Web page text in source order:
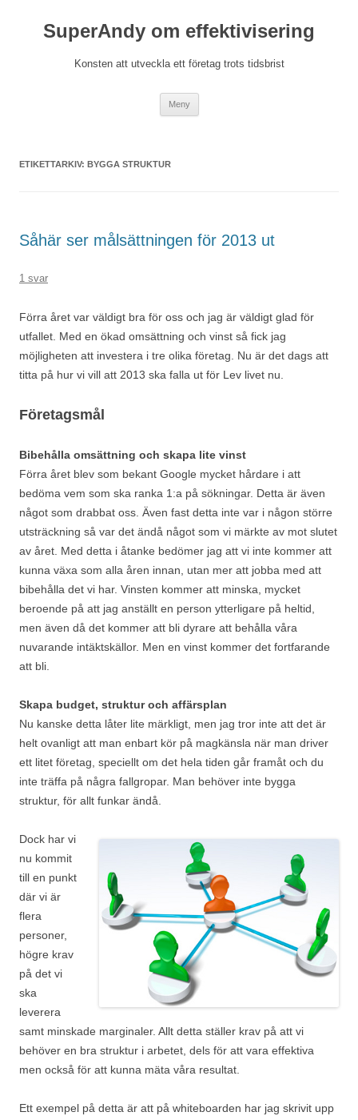
innehållSuperAndy om effektivisering
Konsten att utveckla ett företag trots tidsbrist
Meny
ETIKETTARKIV: BYGGA STRUKTUR
Såhär ser målsättningen för 2013 ut
1 svar
Förra året var väldigt bra för oss och jag är väldigt glad för
utfallet. Med en ökad omsättning och vinst så fick jag
möjligheten att investera i tre olika företag. Nu är det dags att
titta på hur vi vill att 2013 ska falla ut för Lev livet nu.
Företagsmål
Bibehålla omsättning och skapa lite vinst
Förra året blev som bekant Google mycket hårdare i att
bedöma vem som ska ranka 1:a på sökningar. Detta är även
något som drabbat oss. Även fast detta inte var i någon större
utsträckning så var det ändå något som vi märkte av mot slutet
av året. Med detta i åtanke bedömer jag att vi inte kommer att
kunna växa som alla åren innan, utan mer att jobba med att
bibehålla det vi har. Vinsten kommer att minska, mycket
beroende på att jag anställt en person ytterligare på heltid,
men även då det kommer att bli dyrare att behålla våra
nuvarande intäktskällor. Men en vinst kommer det fortfarande
att bli.
Skapa budget, struktur och affärsplan
Nu kanske detta låter lite märkligt, men jag tror inte att det är
helt ovanligt att man enbart kör på magkänsla när man driver
ett litet företag, speciellt om det hela tiden går framåt och du
inte träffa på några fallgropar. Man behöver inte bygga
struktur, för allt funkar ändå.
Dock har vi
nu kommit
till en punkt
där vi är
flera
personer,
högre krav
på det vi
ska
leverera
samt minskade marginaler. Allt detta ställer krav på att vi
behöver en bra struktur i arbetet, dels för att vara effektiva
men också för att kunna mäta våra resultat.
Ett exempel på detta är att på whiteboarden har jag skrivit upp